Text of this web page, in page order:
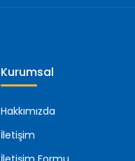
Kurumsal
Hakkımızda
İletişim